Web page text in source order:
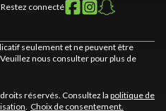
Restez connecté
seulement et ne peuvent être
nous consulter pour plus de
réservés. Consultez la politique de
Choix de consentement.